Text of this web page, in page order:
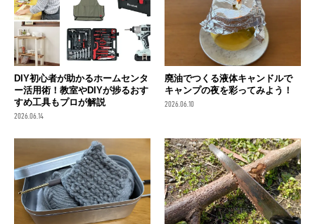
DIY初心者が助かるホームセンタ
ー活用術！教室やDIYが捗るおす
すめ工具もプロが解説
2026.06.14
廃油でつくる液体キャンドルで
キャンプの夜を彩ってみよう！
2026.06.10